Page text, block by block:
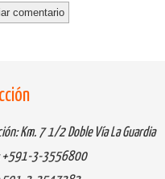
Km. 7 1/2 Doble Vía La Guardia
+591-3-3556800